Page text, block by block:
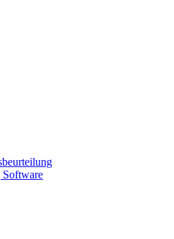
Software